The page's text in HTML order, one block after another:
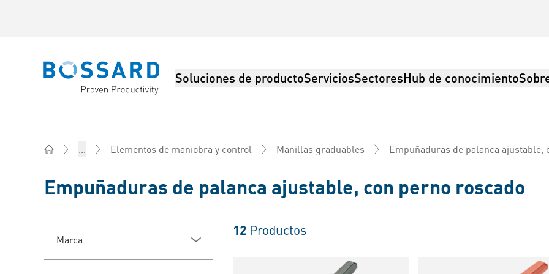
Bossard homepage Soluciones de productoServiciosSectoresHub de conocimiento
... Elementos de maniobra y control Manillas graduables Empuñaduras de palanca ajustable,
Empuñaduras de palanca ajustable, con perno roscado
Marca
12 Productos